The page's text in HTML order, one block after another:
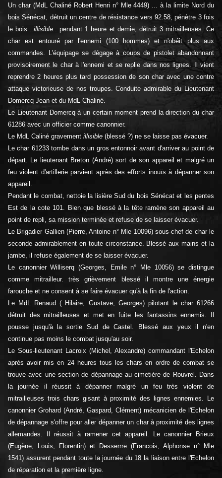
Un char (MdL Chaliné Robert Henri n° Mle 4449) ... à la limite Nord du
bois Sénécat, détruit un centre de résistance vers 92.58, pénètre 3 fois
le bois ..illisible. . pendant 1 heure et demie, détruit 3 mitrailleuses. Ce
char est entouré par l'ennemi (100 hommes) et n'obéit plus aux
commandes. L'équipage se dégage à coups de pistolet abandonnant
provisoirement le char à l'ennemi et se replie dans nos lignes. Il vient
reprendre 2 heures plus tard possession de son char avec une contre
attaque victorieuse de nos troupes. Conduite admirable du Lieutenant
Domercq Jean et du MdL Chaliné.
Le Lieutenant Domercq à un certain moment prend la direction du char
61286 avec un officier comme canonnier.
Le MdL Caliné gravement illisible (blessé ?) ne se laisse pas évacuer.
Le char 61233 tombe dans un gros entonnoir avant d'arriver au point de
départ. Le lieutenant Breton (André) sort de son appareil et malgré un
feu violent d'artillerie parvient après des efforts inouïs à dépanner son
appareil.
Pendant le combat, nettoie la lisière Sud du bois Sénécat et les pentes
Est de la cote 101. Bien que blessé à la tête ramène son appareil au
point de repli, sa mission terminée et refuse de se laisser évacuer.
Le Brigadier Gallien (Pierre, Antoine n° Mle 10096) sous-chef de char le
seconde admirablement en toute circonstance. Blessé aux mains et la
jambe, il refuse également de se laisser évacuer.
Le canonnier Williserq (Georges, Emile n° Mle 10056) se distingue
comme mitrailleur. très grièvement blessé il montre une énergie
farouche et ne consent à se faire évacuer qu'à la fin de l'action.
Le MdL Renaud ( Hilaire, Gustave, Georges) pilotant le char 61266
détruit des mitrailleuses et met en fuite les fantassins ennemis. Il
pousse jusqu'à la sortie Sud de Castel. Blessé aux yeux il n'en
continue pas moins le combat jusqu'au soir.
Le Sous-lieutenant Lacroix (Michel, Alexandre) commandant l'Echelon
après avoir mis en 24 heures tous les chars en ordre de combat se
trouve avec une section de dépannage au cimetière de Rouvrel. Dans
la journée il réussit à dépanner malgré un feu très violent de
mitrailleuses trois chars gisant à proximité des lignes ennemies. Le
canonnier Grohard (André, Gaspard, Clément) mécanicien de l'Echelon
de dépannage s'offre pour aller dépanner un char à proximité des lignes
allemandes. Il réussit à ramener cet appareil. Le canonnier Brieux
(Eugène, Louis, Florentin) et Desserrre (Francois, Alphonse n° Mle
1541) assurent pendant toute la journée du 18 la liaison entre l'Echelon
de réparation et la première ligne.